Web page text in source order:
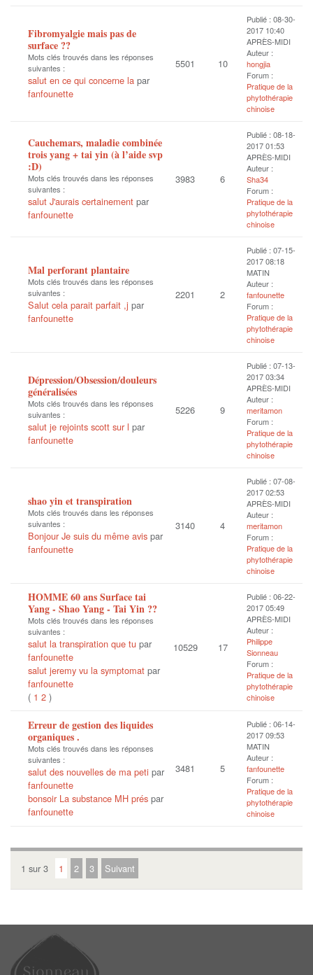
Fibromyalgie mais pas de
surface ??
Mots clés trouvés dans les réponses
suivantes :
salut en ce qui concerne la par
fanfounette
5501 10
Publié : 08-30-
2017 10:40
APRÈS-MIDI
Auteur :
hongjia
Forum :
Pratique de la
phytothérapie
chinoise
Cauchemars, maladie combinée
trois yang + tai yin (à l’aide svp
:D)
Mots clés trouvés dans les réponses
suivantes :
salut J'aurais certainement par
fanfounette
3983 6
Publié : 08-18-
2017 01:53
APRÈS-MIDI
Auteur :
Sha34
Forum :
Pratique de la
phytothérapie
chinoise
Mal perforant plantaire
Mots clés trouvés dans les réponses
suivantes :
Salut cela parait parfait ,j par
fanfounette
2201 2
Publié : 07-15-
2017 08:18
MATIN
Auteur :
fanfounette
Forum :
Pratique de la
phytothérapie
chinoise
Dépression/Obsession/douleurs
généralisées
Mots clés trouvés dans les réponses
suivantes :
salut je rejoints scott sur l par
fanfounette
5226 9
Publié : 07-13-
2017 03:34
APRÈS-MIDI
Auteur :
meritamon
Forum :
Pratique de la
phytothérapie
chinoise
shao yin et transpiration
Mots clés trouvés dans les réponses
suivantes :
Bonjour Je suis du même avis par
fanfounette
3140 4
Publié : 07-08-
2017 02:53
APRÈS-MIDI
Auteur :
meritamon
Forum :
Pratique de la
phytothérapie
chinoise
HOMME 60 ans Surface tai
Yang - Shao Yang - Tai Yin ??
Mots clés trouvés dans les réponses
suivantes :
salut la transpiration que tu par
fanfounette
salut jeremy vu la symptomat par
fanfounette
( 1 2 )
10529 17
Publié : 06-22-
2017 05:49
APRÈS-MIDI
Auteur :
Philippe
Sionneau
Forum :
Pratique de la
phytothérapie
chinoise
Erreur de gestion des liquides
organiques .
Mots clés trouvés dans les réponses
suivantes :
salut des nouvelles de ma peti par
fanfounette
bonsoir La substance MH prés par
fanfounette
3481 5
Publié : 06-14-
2017 09:53
MATIN
Auteur :
fanfounette
Forum :
Pratique de la
phytothérapie
chinoise
1 sur 3 1 2 3 Suivant